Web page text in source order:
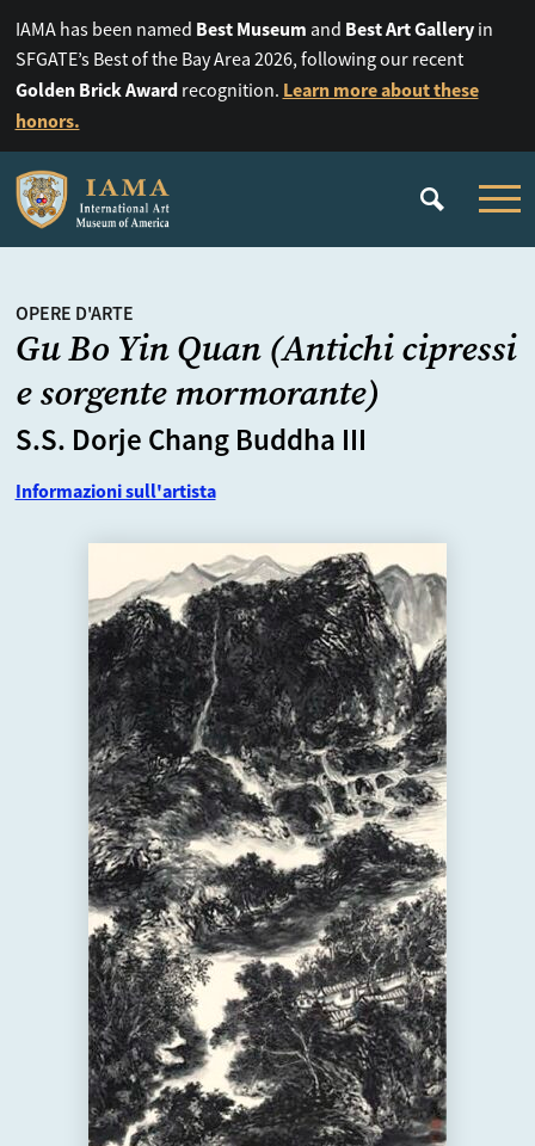
IAMA has been named Best Museum and Best Art Galleryin
SFGATE’s Best of the Bay Area 2026, following our recent
Golden Brick Awardrecognition. Learn more about these
honors.
OPERE D'ARTE
Gu Bo Yin Quan (Antichi cipressi
e sorgente mormorante)
S.S. Dorje Chang Buddha III
Informazioni sull'artista